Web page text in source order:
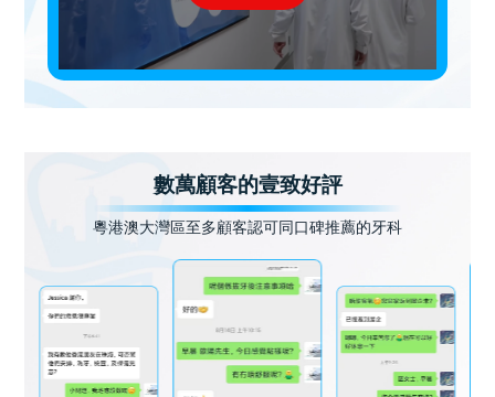
數萬顧客的壹致好評
粵港澳大灣區至多顧客認可同口碑推薦的牙科